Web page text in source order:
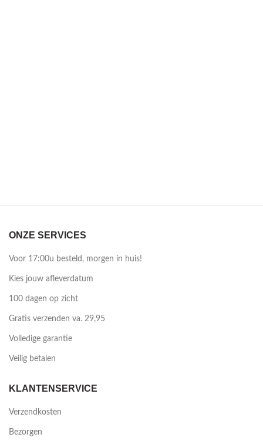
ONZE SERVICES
Voor 17:00u besteld, morgen in huis!
Kies jouw afleverdatum
100 dagen op zicht
Gratis verzenden va. 29,95
Volledige garantie
Veilig betalen
KLANTENSERVICE
Verzendkosten
Bezorgen